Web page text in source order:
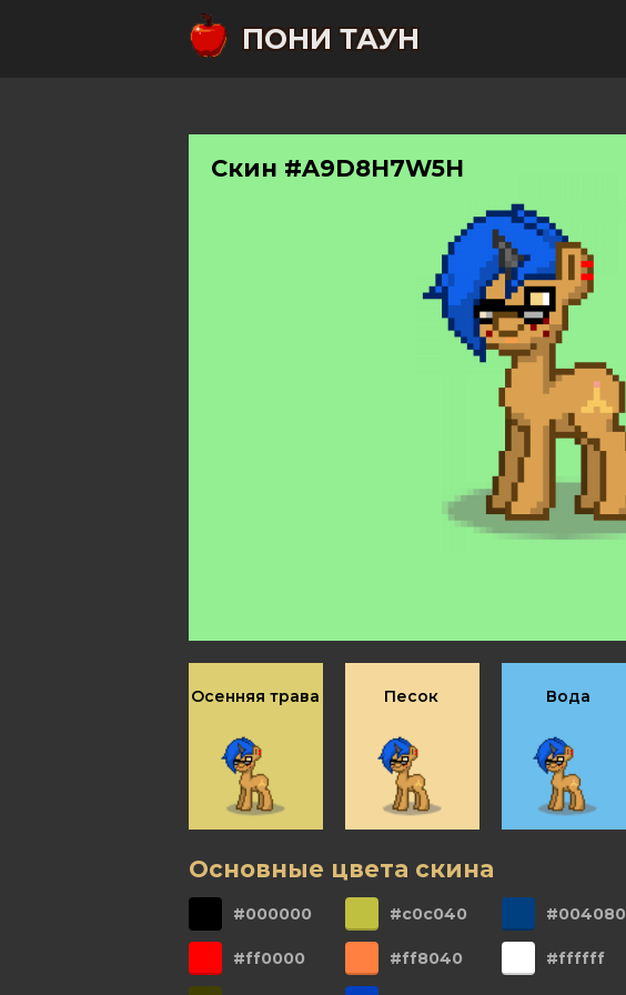
ПОНИ ТАУН
Скин #A9D8H7W5H
Осенняя трава Песок Вода
Основные цвета скина
#000000 #c0c040 #004080
#ff0000 #ff8040 #ffffff